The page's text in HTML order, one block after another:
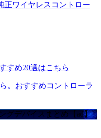
正ワイヤレスコントロー
すめ20選はこちら
。おすすめコントローラ
グデバイスまとめ【ad】